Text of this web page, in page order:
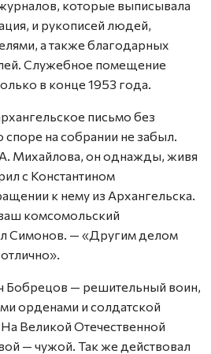
которые выписывала
и рукописей людей,
а также благодарных
Служебное помещение
в конце 1953 года.
письмо без
споре на собрании не забыл.
Михайлова, он однажды, живя
с Константином
к нему из Архангельска.
комсомольский
Симонов. — «Другим делом
Бобрецов — решительный воин,
орденами и солдатской
Великой Отечест­венной
— чужой. Так же действовал